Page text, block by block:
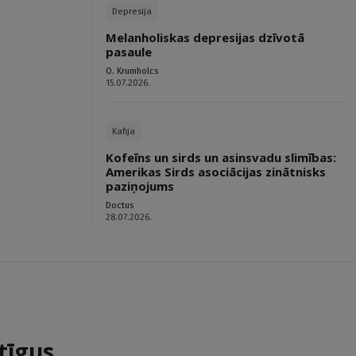
Depresija
Melanholiskas depresijas dzīvotā
pasaule
O. Krumholcs
15.07.2026.
Kafija
Kofeīns un sirds un asinsvadu slimības:
Amerikas Sirds asociācijas zinātnisks
paziņojums
Doctus
28.07.2026.